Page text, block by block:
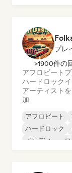
プレ
>1900件の
アフロビート
ハードロック
アーティスト
加
アフロビート
ハードロック
インディー・